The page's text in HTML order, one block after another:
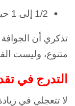
1/2 إلى 1 حبة جوافة صغيرة يوميًا.
تذكري أن
متنوع، وليست
التدرج في
لا تتعجلي في